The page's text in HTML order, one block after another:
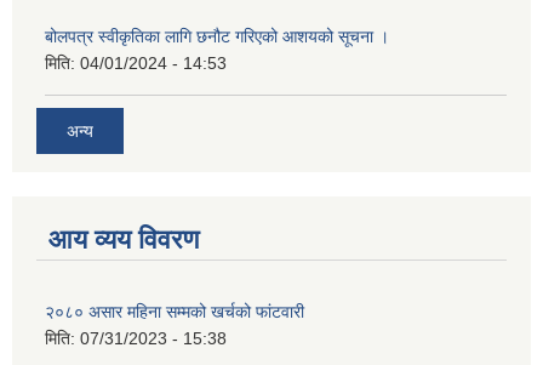
बोलपत्र स्वीकृतिका लागि छनौट गरिएको आशयको सूचना ।
मिति: 04/01/2024 - 14:53
अन्य
आय व्यय विवरण
२०८० असार महिना सम्मको खर्चको फांटवारी
मिति: 07/31/2023 - 15:38